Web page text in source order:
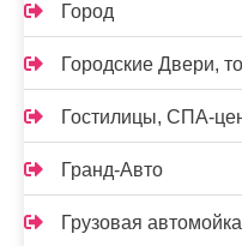
Город
Городские Двери,
Гостилицы, СПА-
Гранд-Авто
Грузовая